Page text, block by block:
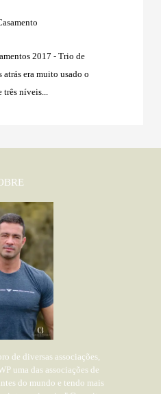
2017 - Trio de
era muito usado o
níveis...
de diversas associações,
uma das associações de
do mundo e tendo mais